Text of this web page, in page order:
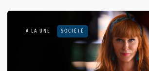
A LA UNE SOCIÉTÉ